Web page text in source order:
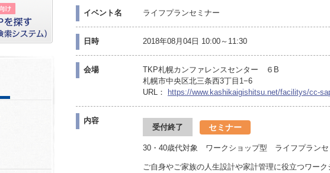
イベント名 ライフプランセミナー
日時 2018年08月04日 10:00～11:30
会場
TKP札幌カンファレンスセンター ６B
札幌市中央区北三条西3丁目1−6
URL：
https://www.kashikaigishitsu.net/facilitys/cc-
内容
受付終了 セミナー
30・40歳代対象 ワークショップ型 ライフプランセ
ご自身やご家族の人生設計や家計管理に役立つワーク